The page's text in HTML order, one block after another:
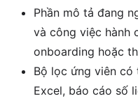
Phần mô tả đang
và công việc hành
onboarding hoặc
Bộ lọc ứng viên
Excel, báo cáo số